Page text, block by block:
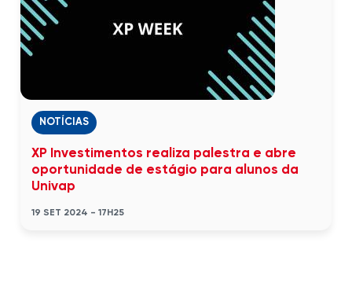
NOTÍCIAS
XP Investimentos realiza palestra e abre
oportunidade de estágio para alunos da
Univap
19 SET 2024 - 17H25